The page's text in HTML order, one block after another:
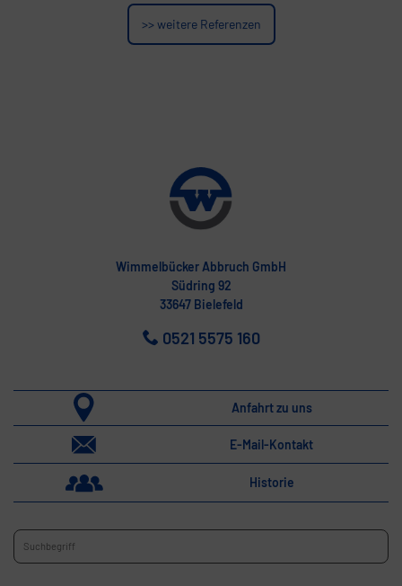
>> weitere Referenzen
Wimmelbücker Abbruch GmbH
Südring 92
33647 Bielefeld
0521 5575 160
Anfahrt zu uns
E-Mail-Kontakt
Historie